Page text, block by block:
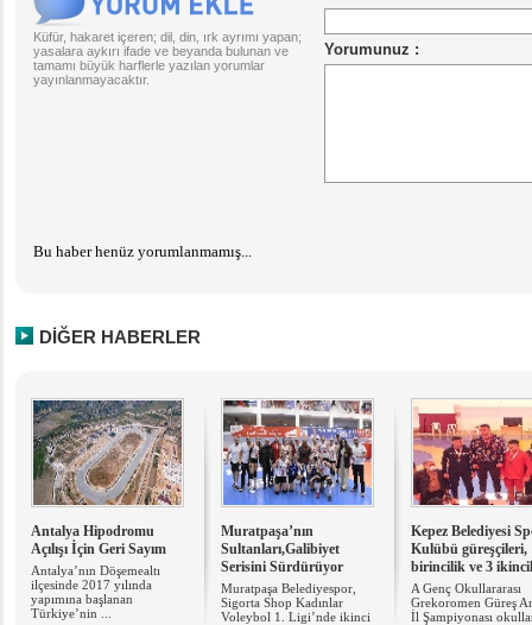
Küfür, hakaret içeren; dil, din, ırk ayrımı yapan;
yasalara aykırı ifade ve beyanda bulunan ve
tamamı büyük harflerle yazılan yorumlar
yayınlanmayacaktır.
Bu haber henüz yorumlanmamış...
DİĞER HABERLER
Antalya Hipodromu
Açılışı İçin Geri Sayım
Antalya’nın Döşemealtı
ilçesinde 2017 yılında
yapımına başlanan
Türkiye’nin ...
Muratpaşa’nın
Sultanları,Galibiyet
Serisini Sürdürüyor
Muratpaşa Belediyespor,
Sigorta Shop Kadınlar
Voleybol 1. Ligi’nde ikinci
Kepez Belediyesi
Kulübü güreşçileri,
birincilik ve 3
A Genç Okullararası
Grekoromen Güreş
İl Şampiyonası